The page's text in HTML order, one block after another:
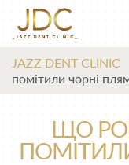
JAZZ DENT CLINIC
помітили чорні
ЩО